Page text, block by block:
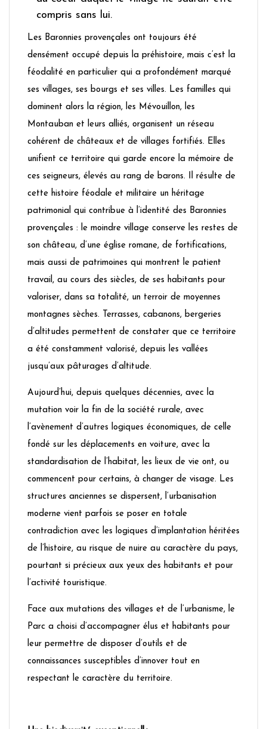
compris sans lui.
Les Baronnies provençales ont toujours été
densément occupé depuis la préhistoire, mais c’est la
féodalité en particulier qui a profondément marqué
ses villages, ses bourgs et ses villes. Les familles qui
dominent alors la région, les Mévouillon, les
Montauban et leurs alliés, organisent un réseau
cohérent de châteaux et de villages fortifiés. Elles
unifient ce territoire qui garde encore la mémoire de
ces seigneurs, élevés au rang de barons. Il résulte de
cette histoire féodale et militaire un héritage
patrimonial qui contribue à l’identité des Baronnies
provençales : le moindre village conserve les restes de
son château, d’une église romane, de fortifications,
mais aussi de patrimoines qui montrent le patient
travail, au cours des siècles, de ses habitants pour
valoriser, dans sa totalité, un terroir de moyennes
montagnes sèches. Terrasses, cabanons, bergeries
d’altitudes permettent de constater que ce territoire
a été constamment valorisé, depuis les vallées
jusqu’aux pâturages d’altitude.
Aujourd’hui, depuis quelques décennies, avec la
mutation voir la fin de la société rurale, avec
l’avènement d’autres logiques économiques, de celle
fondé sur les déplacements en voiture, avec la
standardisation de l’habitat, les lieux de vie ont, ou
commencent pour certains, à changer de visage. Les
structures anciennes se dispersent, l’urbanisation
moderne vient parfois se poser en totale
contradiction avec les logiques d’implantation héritées
de l’histoire, au risque de nuire au caractère du pays,
pourtant si précieux aux yeux des habitants et pour
l’activité touristique.
Face aux mutations des villages et de l’urbanisme, le
Parc a choisi d’accompagner élus et habitants pour
leur permettre de disposer d’outils et de
connaissances susceptibles d’innover tout en
respectant le caractère du territoire.